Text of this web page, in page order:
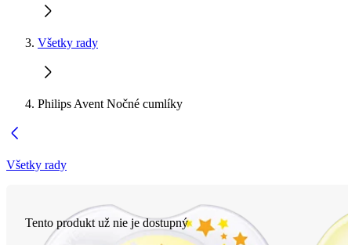
Všetky rady
Philips Avent Nočné cumlíky
Všetky rady
Tento produkt už nie je dostupný